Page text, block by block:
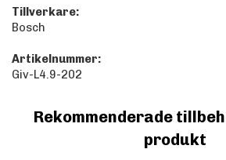
Tillverkare:
Bosch
Artikelnummer:
Giv-L4.9-202
Rekommenderade
produkt